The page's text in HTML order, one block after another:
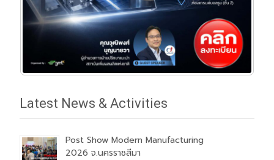
Latest News & Activities
Post Show Modern Manufacturing
2026 จ.นครราชสีมา